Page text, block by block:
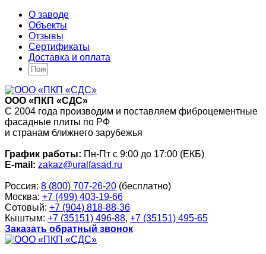
О заводе
Объекты
Отзывы
Сертификаты
Доставка и оплата
ООО «ПКП «СДС»
С 2004 года производим и поставляем фиброцементные
фасадные плиты по РФ
и странам ближнего зарубежья
График работы: Пн-Пт с 9:00 до 17:00 (ЕКБ)
E-mail: zakaz@uralfasad.ru
Россия: 8 (800) 707-26-20 (бесплатно)
Москва: +7 (499) 403-19-66
Сотовый: +7 (904) 818-88-36
Кыштым: +7 (35151) 496-88, +7 (35151) 495-65
Заказать обратный звонок